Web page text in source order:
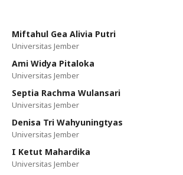
Miftahul Gea Alivia Putri
Universitas Jember
Ami Widya Pitaloka
Universitas Jember
Septia Rachma Wulansari
Universitas Jember
Denisa Tri Wahyuningtyas
Universitas Jember
I Ketut Mahardika
Universitas Jember